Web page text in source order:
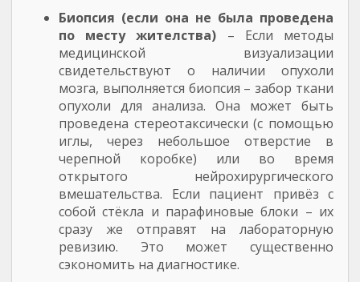
Биопсия (если она не была проведена
по месту жителства) – Если методы
медицинской визуализации
свидетельствуют о наличии опухоли
мозга, выполняется биопсия – забор ткани
опухоли для анализа. Она может быть
проведена стереотаксически (с помощью
иглы, через небольшое отверстие в
черепной коробке) или во время
открытого нейрохирургического
вмешательства. Если пациент привёз с
собой стёкла и парафиновые блоки – их
сразу же отправят на лабораторную
ревизию. Это может существенно
сэкономить на диагностике.